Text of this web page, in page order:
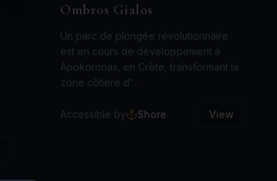
Ombros Gialos
Un parc de plongée révolutionnaire
est en cours de développement à
Apokoronas, en Crète, transformant la
zone côtière d'...
Accessible by Shore View